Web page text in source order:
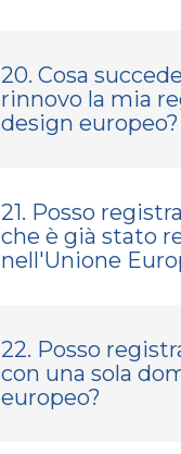
20. Cosa
rinnovo la mia
design europeo?
21. Posso
che è già stato
nell'Unione
22. Posso
con una sola
europeo?